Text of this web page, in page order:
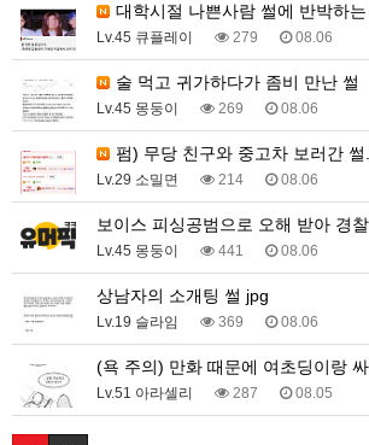
대학시절 나쁜사람 썰에 반박하는
Lv.45 큐플레이 279 08.06
술 먹고 귀가하다가 좀비 만난 썰
Lv.45 몽둥이 269 08.06
펌) 무당 친구와 중고차 보러간 썰
Lv.29 소밀면 214 08.06
보이스 피싱공범으로 오해 받아 경
Lv.45 몽둥이 441 08.06
상남자의 소개팅 썰 jpg
Lv.19 슬라임 369 08.06
(욕 주의) 만화 때문에 여초딩이랑
Lv.51 아라셀리 287 08.05